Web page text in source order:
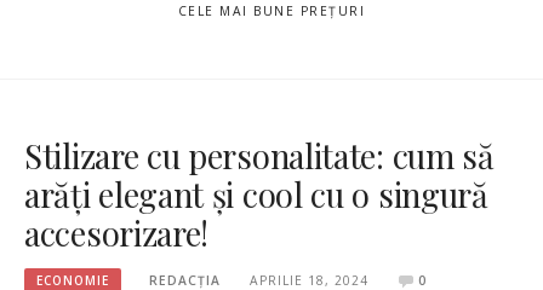
CELE MAI BUNE PREȚURI
Stilizare cu personalitate: cum să
arăți elegant și cool cu o singură
accesorizare!
ECONOMIE REDACȚIA APRILIE 18, 2024 0